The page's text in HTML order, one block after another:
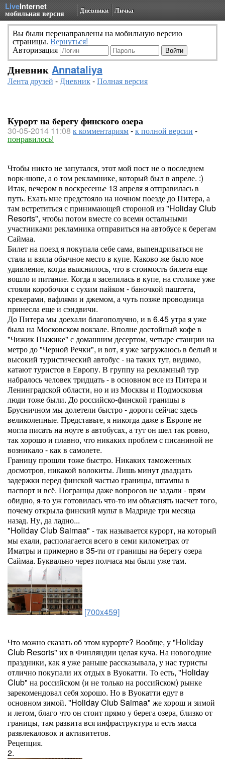
LiveInternet
мобильная версия Дневники Личка
Вы были перенаправлены на мобильную версию
страницы. Вернуться!
Авторизация
Дневник Annataliya
Лента друзей -Дневник-Полная версия
Курорт на берегу финского озера
30-05-2014 11:08 к комментариям-к полной версии -
понравилось!
Чтобы никто не запутался, этот мой пост не о последнем
ворк-шопе, а о том рекламнике, который был в апреле. :)
Итак, вечером в воскресенье 13 апреля я отправилась в
путь. Ехать мне предстояло на ночном поезде до Питера, а
там встретиться с принимающей стороной из "Holiday Club
Resorts", чтобы потом вместе со всеми остальными
участниками рекламника отправиться на автобусе к берегам
Саймаа.
Билет на поезд я покупала себе сама, выпендриваться не
стала и взяла обычное место в купе. Каково же было мое
удивление, когда выяснилось, что в стоимость билета еще
вошло и питание. Когда я заселилась в купе, на столике уже
стояли коробочки с сухим пайком - баночкой паштета,
крекерами, вафлями и джемом, а чуть позже проводница
принесла еще и сэндвичи.
До Питера мы доехали благополучно, и в 6.45 утра я уже
была на Московском вокзале. Вполне достойный кофе в
"Чижик Пыжике" с домашним десертом, четыре станции на
метро до "Черной Речки", и вот, я уже загружаюсь в белый и
высокий туристический автобус - на таких тут, видимо,
катают туристов в Европу. В группу на рекламный тур
набралось человек тридцать - в основном все из Питера и
Ленинградской области, но и из Москвы и Подмосковья
люди тоже были. До российско-финской границы в
Брусничном мы долетели быстро - дороги сейчас здесь
великолепные. Представьте, я никогда даже в Европе не
могла писать на ноуте в автобусах, а тут он шел так ровно,
так хорошо и плавно, что никаких проблем с писаниной не
возникало - как в самолете.
Границу прошли тоже быстро. Никаких таможенных
досмотров, никакой волокиты. Лишь минут двадцать
задержки перед финской частью границы, штампы в
паспорт и всё. Погранцы даже вопросов не задали - прям
обидно, я-то уж готовилась что-то им объяснять насчет того,
почему открыла финский мульт в Мадриде три месяца
назад. Ну, да ладно...
"Holiday Club Saimaa" - так называется курорт, на который
мы ехали, располагается всего в семи километрах от
Иматры и примерно в 35-ти от границы на берегу озера
Саймаа. Буквально через полчаса мы были уже там.
[700x459]
Что можно сказать об этом курорте? Вообще, у "Holiday
Club Resorts" их в Финляндии целая куча. На новогодние
праздники, как я уже раньше рассказывала, у нас туристы
отлично покупали их отдых в Вуокатти. То есть, "Holiday
Club" на российском (и не только на российском) рынке
зарекомендовал себя хорошо. Но в Вуокатти едут в
основном зимой. "Holiday Club Saimaa" же хорош и зимой
и летом, благо что он стоит прямо у берега озера, близко от
границы, там развита вся инфраструктура и есть масса
развлекаловок и активитетов.
Рецепция.
2.